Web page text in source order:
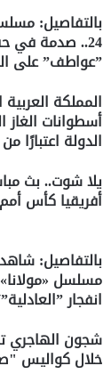
24.. صدمة في
”عواطف” على
المملكة
أسطوانات
الدولة اعتبارًا من
يلا شوت.. بث
أفريقيا كأس أمم
مسلسل
انفجار
شجون الهاجري
خلال كواليس